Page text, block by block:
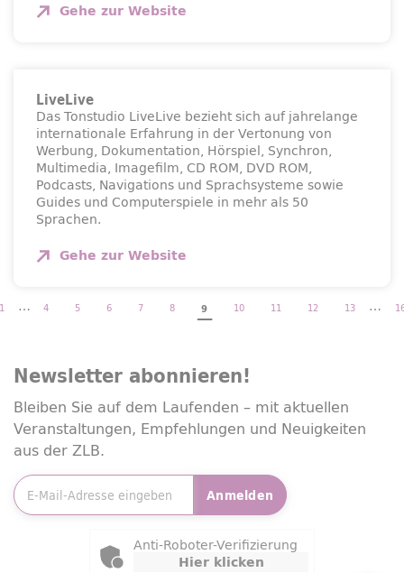
Gehe zur Website
LiveLive
Das Tonstudio LiveLive bezieht sich auf jahrelange
internationale Erfahrung in der Vertonung von
Werbung, Dokumentation, Hörspiel, Synchron,
Multimedia, Imagefilm, CD ROM, DVD ROM,
Podcasts, Navigations und Sprachsysteme sowie
Guides und Computerspiele in mehr als 50
Sprachen.
Gehe zur Website
1 … 4 5 6 7 8 9 10 11 12 13 …
Newsletter abonnieren!
Bleiben Sie auf dem Laufenden – mit aktuellen
Veranstaltungen, Empfehlungen und Neuigkeiten
aus der ZLB.
Anmelden
Friendly Captcha
Anti-Roboter-Verifizierung
Hier klicken